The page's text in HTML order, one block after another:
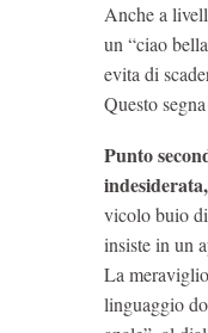
Anche a
un “ciao
evita di
Questo
Punto
vicolo buio di
insiste in un
La
linguaggio